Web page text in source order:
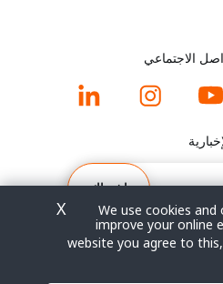
الاجتماعي
اشتراك
We use cookies
improve your online
website you agree to
X